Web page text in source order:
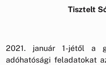
Tisztelt
2021. január 1-jétől a
adóhatósági feladatokat